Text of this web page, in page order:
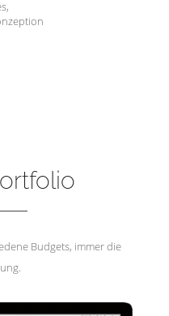
Budgets, immer die